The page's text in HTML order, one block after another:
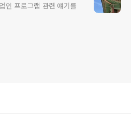
인 프로그램 관련 얘기를